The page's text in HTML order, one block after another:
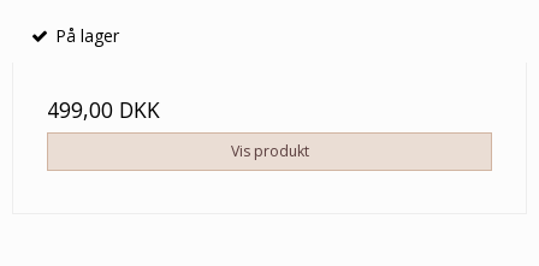
På lager
499,00 DKK
Vis produkt